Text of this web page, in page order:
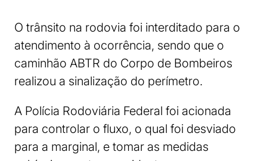
O trânsito na rodovia foi interditado para o
atendimento à ocorrência, sendo que o
caminhão ABTR do Corpo de Bombeiros
realizou a sinalização do perímetro.
A Polícia Rodoviária Federal foi acionada
para controlar o fluxo, o qual foi desviado
para a marginal, e tomar as medidas